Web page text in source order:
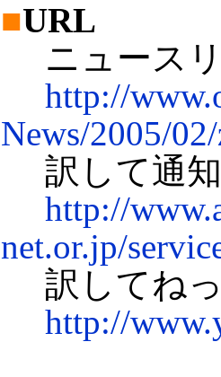
■URL
ニュース
http://
News/2005/
訳して通知
http://
net.or.jp/
訳してね
http://